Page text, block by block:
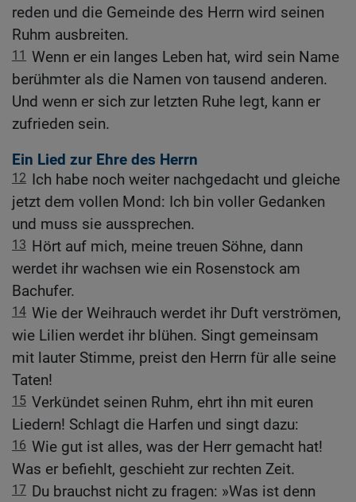
reden und die Gemeinde des Herrn wird seinen
Ruhm ausbreiten.
11 Wenn er ein langes Leben hat, wird sein Name
berühmter als die Namen von tausend anderen.
Und wenn er sich zur letzten Ruhe legt, kann er
zufrieden sein.
Ein Lied zur Ehre des Herrn
12 Ich habe noch weiter nachgedacht und gleiche
jetzt dem vollen Mond: Ich bin voller Gedanken
und muss sie aussprechen.
13 Hört auf mich, meine treuen Söhne, dann
werdet ihr wachsen wie ein Rosenstock am
Bachufer.
14 Wie der Weihrauch werdet ihr Duft verströmen,
wie Lilien werdet ihr blühen. Singt gemeinsam
mit lauter Stimme, preist den Herrn für alle seine
Taten!
15 Verkündet seinen Ruhm, ehrt ihn mit euren
Liedern! Schlagt die Harfen und singt dazu:
16 Wie gut ist alles, was der Herr gemacht hat!
Was er befiehlt, geschieht zur rechten Zeit.
17 Du brauchst nicht zu fragen: »Was ist denn